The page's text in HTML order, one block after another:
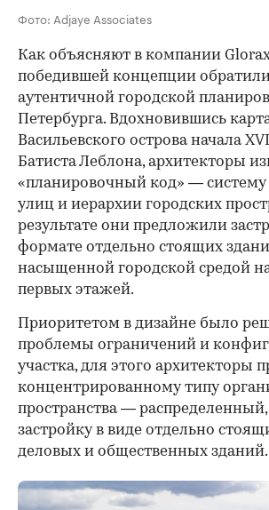
Фото: Adjaye Associates
Как объясняют в компании
победившей концепции
аутентичной городской
Петербурга. Вдохновившись
Васильевского острова начала
Батиста Леблона, архитекторы
«планировочный код» — систему
улиц и иерархии городских
результате они предложили
формате отдельно стоящих
насыщенной городской средой
первых этажей.
Приоритетом в дизайне было
проблемы ограничений и
участка, для этого архитекторы
концентрированному типу
пространства —
застройку в виде отдельно
деловых и общественных зданий.